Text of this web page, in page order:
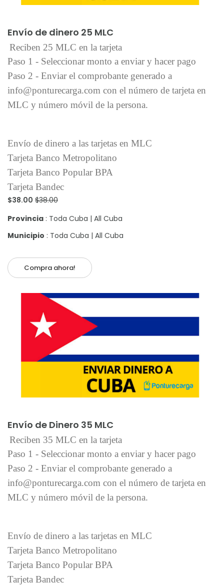
Envío de dinero 25 MLC
Reciben 25 MLC en la tarjeta
Paso 1 - Seleccionar monto a enviar y hacer pago
Paso 2 - Enviar el comprobante generado a
info@ponturecarga.com con el número de tarjeta en
MLC y número móvil de la persona.
Envío de dinero a las tarjetas en MLC
Tarjeta Banco Metropolitano
Tarjeta Banco Popular BPA
Tarjeta Bandec
$38.00 $38.00
Provincia : Toda Cuba | All Cuba
Municipio : Toda Cuba | All Cuba
Compra ahora!
Envío de Dinero 35 MLC
Reciben 35 MLC en la tarjeta
Paso 1 - Seleccionar monto a enviar y hacer pago
Paso 2 - Enviar el comprobante generado a
info@ponturecarga.com con el número de tarjeta en
MLC y número móvil de la persona.
Envío de dinero a las tarjetas en MLC
Tarjeta Banco Metropolitano
Tarjeta Banco Popular BPA
Tarjeta Bandec